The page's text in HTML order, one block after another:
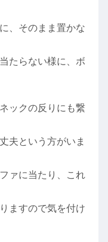
、そのまま置かな
たらない様に、ボ
ックの反りにも繋
夫という方がいま
ァに当たり、これ
ますので気を付け